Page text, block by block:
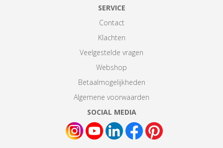
SERVICE
Contact
Klachten
Veelgestelde vragen
Webshop
Betaalmogelijkheden
Algemene voorwaarden
SOCIAL MEDIA